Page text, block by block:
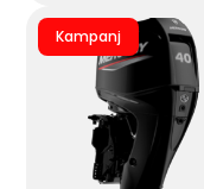
Kampanj